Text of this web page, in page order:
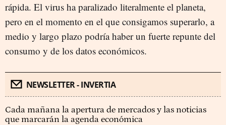
rápida. El virus ha paralizado literalmente el planeta,
pero en el momento en el que consigamos superarlo, a
medio y largo plazo podría haber un fuerte repunte del
consumo y de los datos económicos.
NEWSLETTER - INVERTIA
Cada mañana la apertura de mercados y las noticias
que marcarán la agenda económica